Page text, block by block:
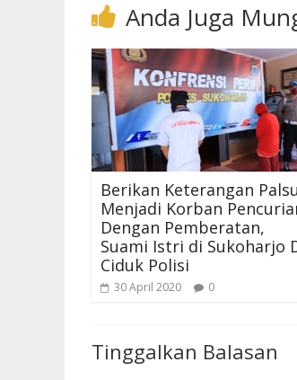
Anda Juga
Berikan Keterangan Palsu
Menjadi Korban
Dengan Pemberatan,
Suami Istri di Sukoharjo
Ciduk Polisi
30 April 2020 0
Tinggalkan Balasan